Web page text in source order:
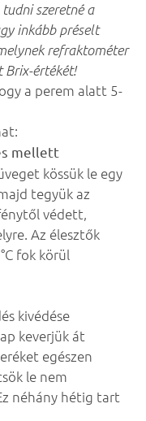
szeretné a
inkább préselt
refraktométer
Brix-értékét!
a perem alatt 5-
mellett
kössük le egy
tegyük az
védett,
Az élesztők
fok körül
kivédése
keverjük át
egészen
le nem
néhány hétig tart